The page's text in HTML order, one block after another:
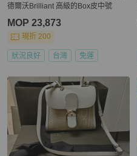
德爾沃Brilliant 高級的Box皮中號
MOP 23,873
現折 200
狀況良好 台灣 免運